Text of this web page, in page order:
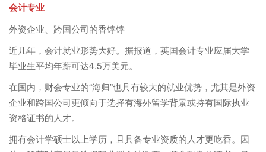
会计专业
外资企业、跨国公司的香饽饽
近几年，会计就业形势大好。据报道，英国会计专业应届大学
毕业生平均年薪可达4.5万美元。
在国内，财会专业的“海归”也具有较大的就业优势，尤其是外资
企业和跨国公司更倾向于选择有海外留学背景或持有国际执业
资格证书的人才。
拥有会计学硕士以上学历，且具备专业资质的人才更吃香。因